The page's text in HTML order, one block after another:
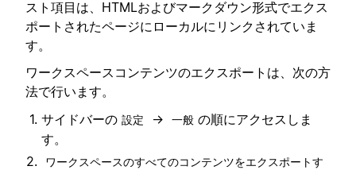
スト項目は、HTMLおよびマークダウン形式でエクス
ポートされたページにローカルにリンクされていま
す。
ワークスペースコンテンツのエクスポートは、次の方
法で行います。
サイドバーの 設定 → 一般 の順にアクセスしま
す。
ワークスペースのすべてのコンテンツをエクスポートす